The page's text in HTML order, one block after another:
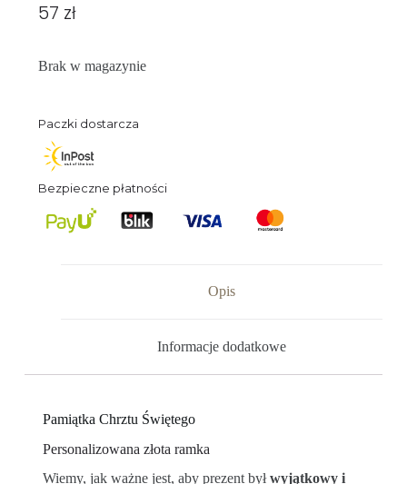
57 zł
Brak w magazynie
Paczki dostarcza
Bezpieczne płatności
Opis
Informacje dodatkowe
Pamiątka Chrztu Świętego
Personalizowana złota ramka
Wiemy, jak ważne jest, aby prezent byłwyjątkowy i